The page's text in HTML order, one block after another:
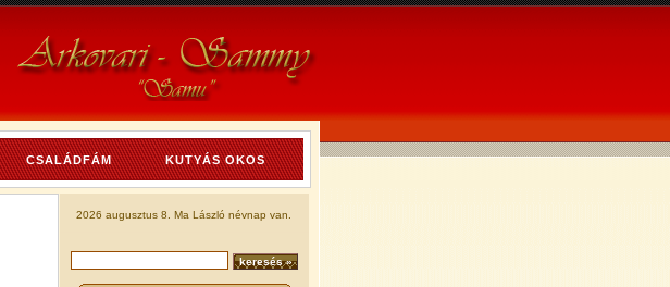
CSALÁDFÁM KUTYÁS OKOS
2026 augusztus 8. Ma László névnap van.